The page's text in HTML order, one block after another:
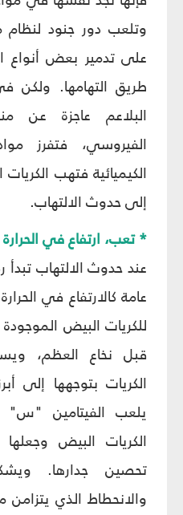
وتلعب دور جنود لنظام
على تدمير بعض أنواع
طريق التهامها. ولكن
البلاعم عاجزة عن
الفيروسي، فتفرز
الكيميائية فتهب
إلى حدوث الالتهاب.
* تعب، ارتفاع في الحرارة
عند حدوث الالتهاب
عامة كالارتفاع في
للكريات البيض
قبل نخاع العظم،
الكريات بتوجهها إلى
يلعب الفيتامين
الكريات البيض
تحصين جدارها.
والانحطاط الذي